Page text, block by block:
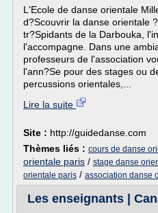
L'Ecole de danse orientale
d?Scouvrir la danse orientale
tr?Spidants de la Darbouka,
l'accompagne. Dans une
professeurs de l'association
l'ann?Se pour des stages ou
percussions orientales,...
Lire la suite
Site : http://guidedanse.com
Thèmes liés : cours de danse
orientale paris / stage danse
orientale paris / association danse
Les enseignants |